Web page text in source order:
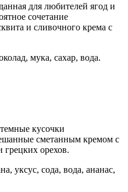
для любителей ягод и
сочетание
и сливочного крема с
мука, сахар, вода.
кусочки
сметанным кремом с
грецких орехов.
уксус, сода, вода, ананас,